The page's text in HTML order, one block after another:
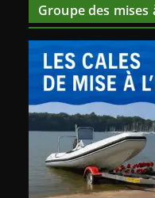
Groupe des mises